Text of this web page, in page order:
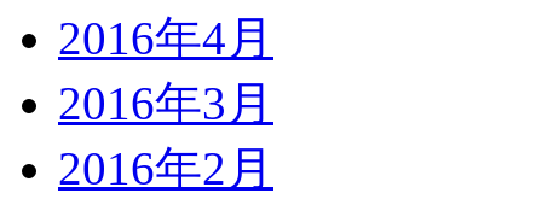
2016年4月
2016年3月
2016年2月